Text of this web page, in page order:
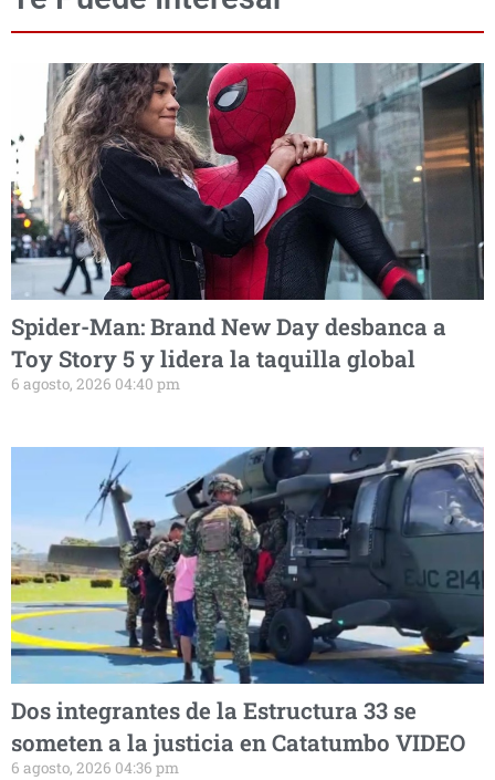
Spider-Man: Brand New Day desbanca a
Toy Story 5 y lidera la taquilla global
6 agosto, 2026 04:40 pm
Dos integrantes de la Estructura 33 se
someten a la justicia en Catatumbo VIDEO
6 agosto, 2026 04:36 pm